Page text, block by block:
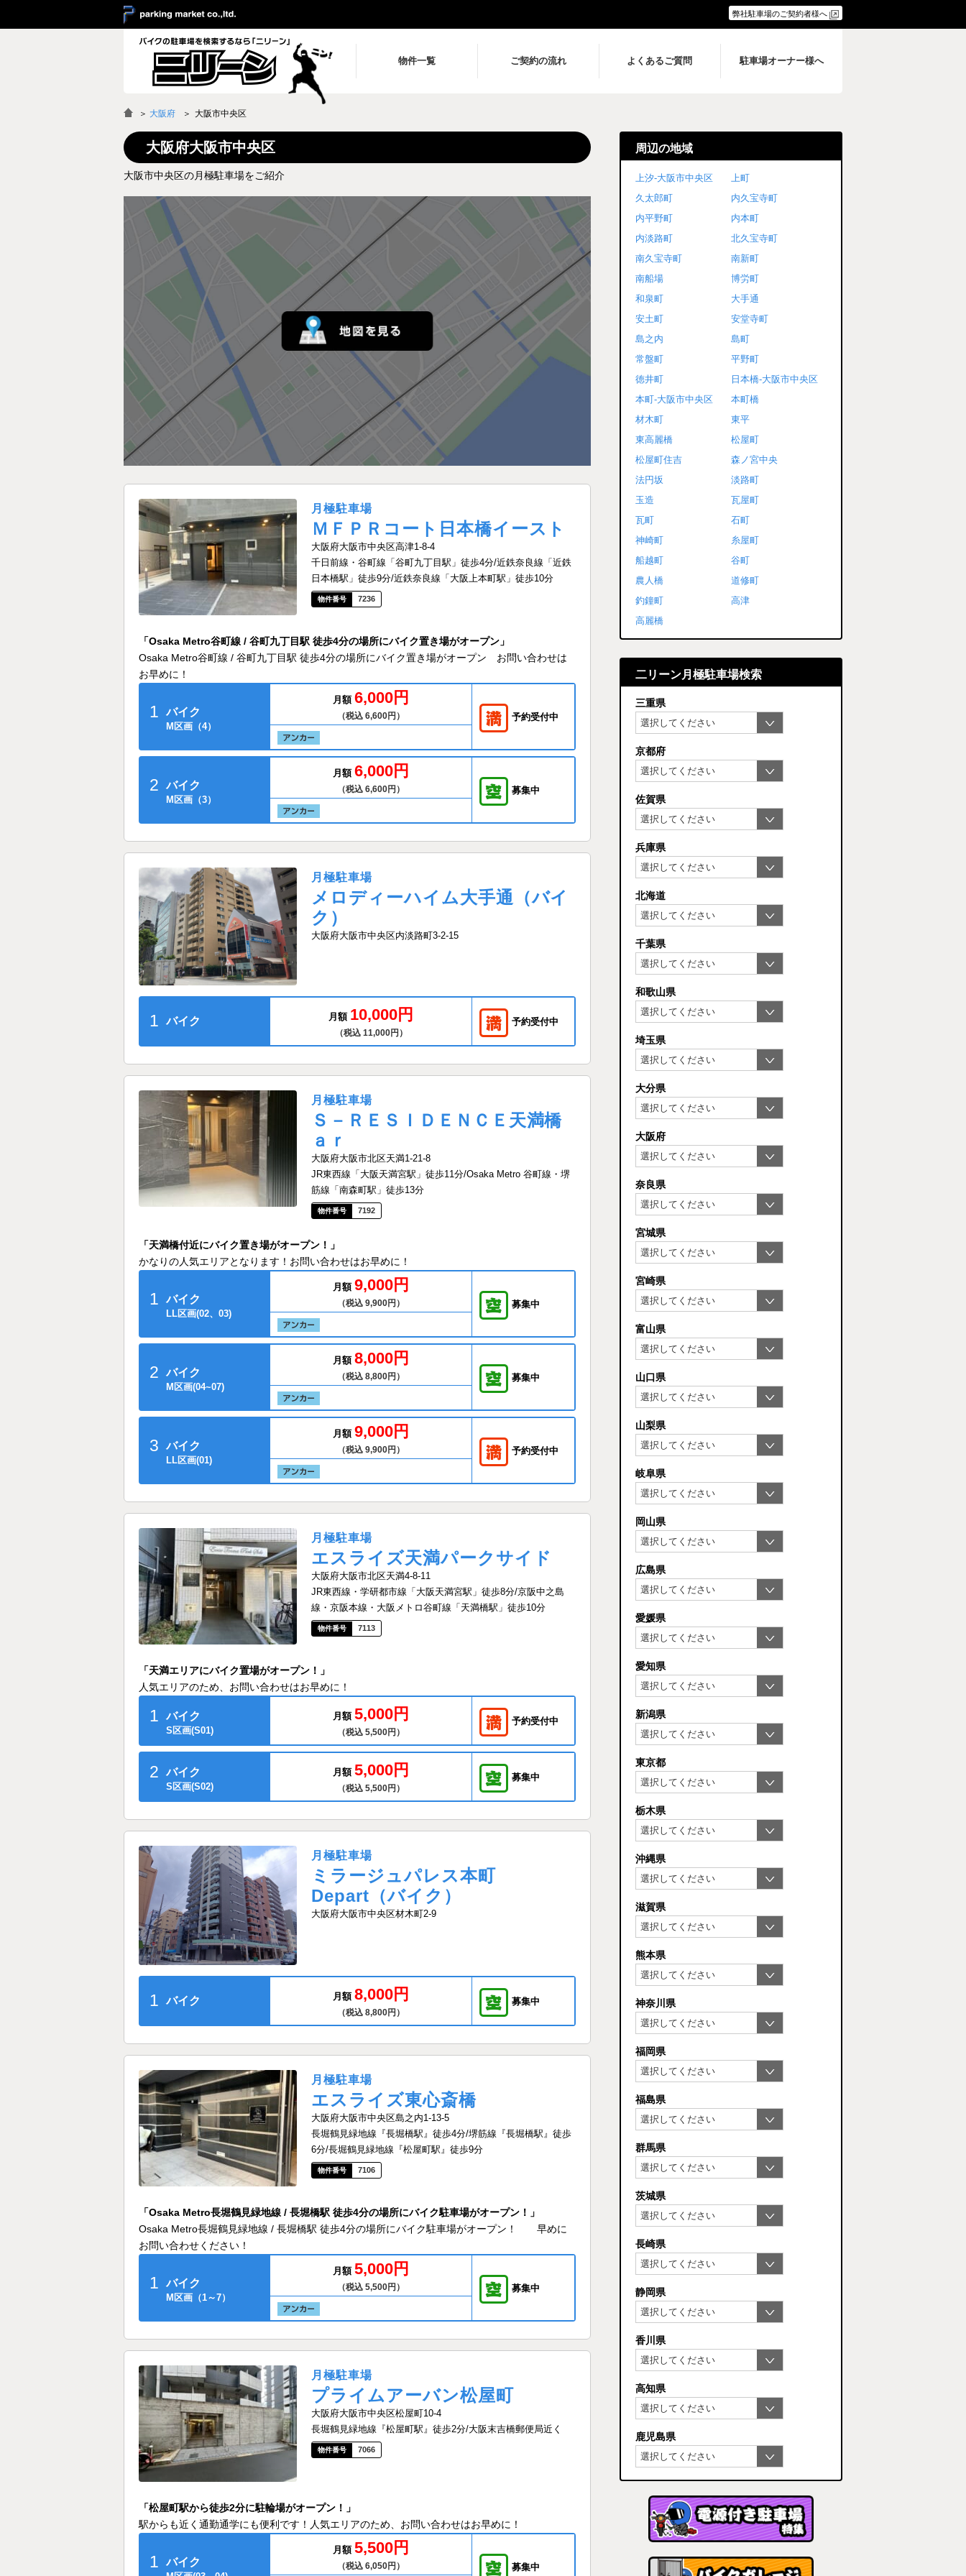
弊社駐車場のご契約者様へ
物件一覧 ご契約の流れ よくあるご質問 駐車場オーナー様へ
＞ 大阪府 大阪市中央区
大阪府大阪市中央区
大阪市中央区の月極駐車場をご紹介
月極駐車場
ＭＦＰＲコート日本橋イースト
大阪府大阪市中央区高津1-8-4
千日前線・谷町線「谷町九丁目駅」徒歩4分/近鉄奈良線「近鉄
日本橋駅」徒歩9分/近鉄奈良線「大阪上本町駅」徒歩10分
7236
「Osaka Metro谷町線 / 谷町九丁目駅 徒歩4分の場所にバイク置き場がオープン」
Osaka Metro谷町線 / 谷町九丁目駅 徒歩4分の場所にバイク置き場がオープン お問い合わせは
お早めに！
1 バイク
M区画（4）
月額 6,000円
（税込 6,600円） 予約受付中
2 バイク
M区画（3）
月額 6,000円
（税込 6,600円） 募集中
月極駐車場
メロディーハイム大手通（バイ
ク）
大阪府大阪市中央区内淡路町3-2-15
1 バイク 月額 10,000円
（税込 11,000円）
予約受付中
月極駐車場
Ｓ－ＲＥＳＩＤＥＮＣＥ天満橋
ａｒ
大阪府大阪市北区天満1-21-8
JR東西線「大阪天満宮駅」徒歩11分/Osaka Metro 谷町線・堺
筋線「南森町駅」徒歩13分
7192
「天満橋付近にバイク置き場がオープン！」
かなりの人気エリアとなります！お問い合わせはお早めに！
1 バイク
LL区画(02、03)
月額 9,000円
（税込 9,900円） 募集中
2 バイク
M区画(04~07)
月額 8,000円
（税込 8,800円） 募集中
3 バイク
LL区画(01)
月額 9,000円
（税込 9,900円） 予約受付中
月極駐車場
エスライズ天満パークサイド
大阪府大阪市北区天満4-8-11
JR東西線・学研都市線「大阪天満宮駅」徒歩8分/京阪中之島
線・京阪本線・大阪メトロ谷町線「天満橋駅」徒歩10分
7113
「天満エリアにバイク置場がオープン！」
人気エリアのため、お問い合わせはお早めに！
1 バイク
S区画(S01)
月額 5,000円
（税込 5,500円）
予約受付中
2 バイク
S区画(S02)
月額 5,000円
（税込 5,500円）
募集中
月極駐車場
ミラージュパレス本町
Depart（バイク）
大阪府大阪市中央区材木町2-9
1 バイク 月額 8,000円
（税込 8,800円）
募集中
月極駐車場
エスライズ東心斎橋
大阪府大阪市中央区島之内1-13-5
長堀鶴見緑地線『長堀橋駅』徒歩4分/堺筋線『長堀橋駅』徒歩
6分/長堀鶴見緑地線『松屋町駅』徒歩9分
7106
「Osaka Metro長堀鶴見緑地線 / 長堀橋駅 徒歩4分の場所にバイク駐車場がオープン！」
Osaka Metro長堀鶴見緑地線 / 長堀橋駅 徒歩4分の場所にバイク駐車場がオープン！ 早めに
お問い合わせください！
1 バイク
M区画（1～7）
月額 5,000円
（税込 5,500円） 募集中
月極駐車場
プライムアーバン松屋町
大阪府大阪市中央区松屋町10-4
長堀鶴見緑地線『松屋町駅』徒歩2分/大阪末吉橋郵便局近く
7066
「松屋町駅から徒歩2分に駐輪場がオープン！」
駅からも近く通勤通学にも便利です！人気エリアのため、お問い合わせはお早めに！
1 バイク
月額 5,500円
（税込 6,050円） 募集中
周辺の地域
上汐-大阪市中央区
上町
久太郎町
内久宝寺町
内平野町
内本町
内淡路町
北久宝寺町
南久宝寺町
南新町
南船場
博労町
和泉町
大手通
安土町
安堂寺町
島之内
島町
常盤町
平野町
徳井町
日本橋-大阪市中央区
本町-大阪市中央区
本町橋
材木町
東平
東高麗橋
松屋町
松屋町住吉
森ノ宮中央
法円坂
淡路町
玉造
瓦屋町
瓦町
石町
神崎町
糸屋町
船越町
谷町
農人橋
道修町
釣鐘町
高津
高麗橋
二リーン月極駐車場検索
三重県
京都府
佐賀県
兵庫県
北海道
千葉県
和歌山県
埼玉県
大分県
大阪府
奈良県
宮城県
宮崎県
富山県
山口県
山梨県
岐阜県
岡山県
広島県
愛媛県
愛知県
新潟県
東京都
栃木県
沖縄県
滋賀県
熊本県
神奈川県
福岡県
福島県
群馬県
茨城県
長崎県
静岡県
香川県
高知県
鹿児島県